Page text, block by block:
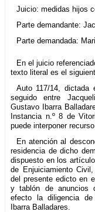
Juicio: medidas hijos
Parte demandante:
Parte demandada:
En el juicio
texto literal es el
Auto 117/14, dictada
seguido entre
Gustavo Ibarra
Instancia n.º 8 de
puede interponer recurso
En atención al
residencia de dicho
dispuesto en los
de Enjuiciamiento
del presente edicto en
y tablón de anuncios
efecto la diligencia
Ibarra Balladares.